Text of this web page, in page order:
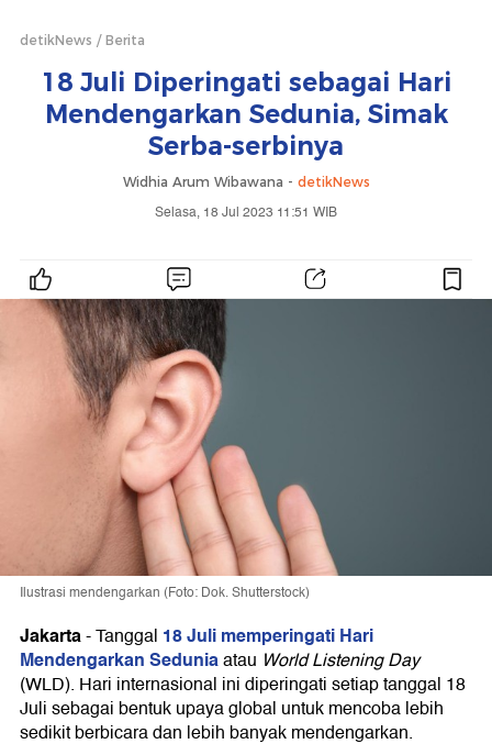
detikNews Berita
18 Juli Diperingati sebagai Hari
Mendengarkan Sedunia, Simak
Serba-serbinya
Widhia Arum Wibawana - detikNews
Selasa, 18 Jul 2023 11:51 WIB
Ilustrasi mendengarkan (Foto: Dok. Shutterstock)
Jakarta-Tanggal 18 Juli memperingati Hari
Mendengarkan Seduniaatau World Listening Day
(WLD). Hari internasional ini diperingati setiap tanggal 18
Juli sebagai bentuk upaya global untuk mencoba lebih
sedikit berbicara dan lebih banyak mendengarkan.